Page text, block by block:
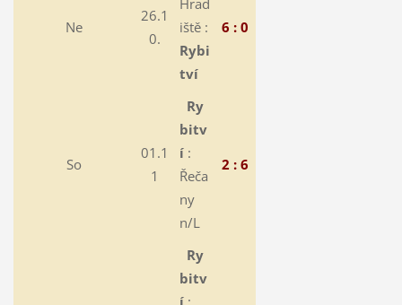
Ne
26.1
0.
Hrad
iště :
Rybi
tví
6 : 0
So
01.1
1
Ry
bitv
í:
Řeča
ny
n/L
2 : 6
Ry
bitv